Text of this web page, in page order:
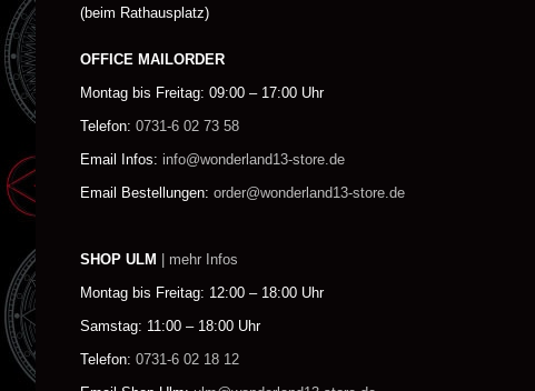
(beim Rathausplatz)
OFFICE MAILORDER
Montag bis Freitag: 09:00 – 17:00 Uhr
Telefon: 0731-6 02 73 58
Email Infos: info@wonderland13-store.de
Email Bestellungen: order@wonderland13-store.de
SHOP ULM | mehr Infos
Montag bis Freitag: 12:00 – 18:00 Uhr
Samstag: 11:00 – 18:00 Uhr
Telefon: 0731-6 02 18 12